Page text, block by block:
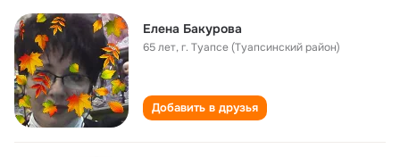
Елена Бакурова
65 лет,г. Туапсе (Туапсинский район)
Добавить в друзья